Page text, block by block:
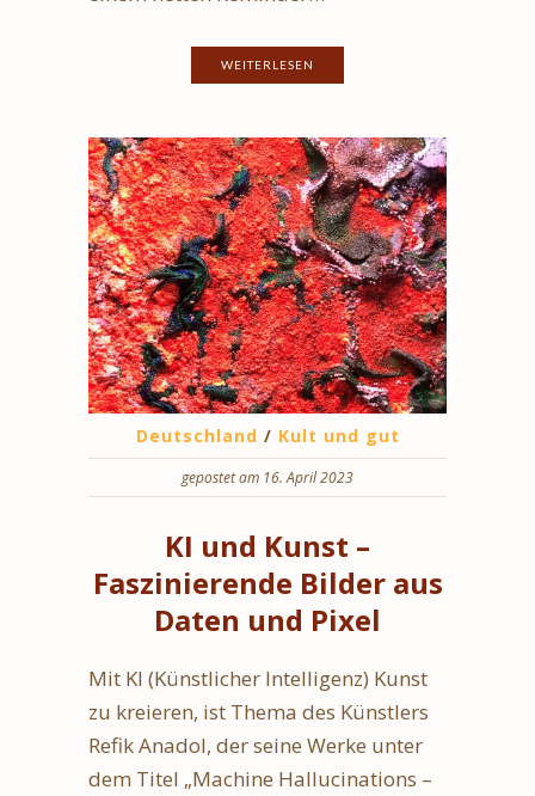
WEITERLESEN
Deutschland / Kult und gut
gepostet am 16. April 2023
KI und Kunst –
Faszinierende Bilder aus
Daten und Pixel
Mit KI (Künstlicher Intelligenz) Kunst
zu kreieren, ist Thema des Künstlers
Refik Anadol, der seine Werke unter
dem Titel „Machine Hallucinations –